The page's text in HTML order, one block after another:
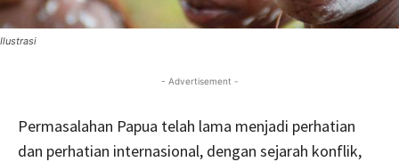
Ilustrasi
- Advertisement -
Permasalahan Papua telah lama menjadi perhatian
dan perhatian internasional, dengan sejarah konflik,